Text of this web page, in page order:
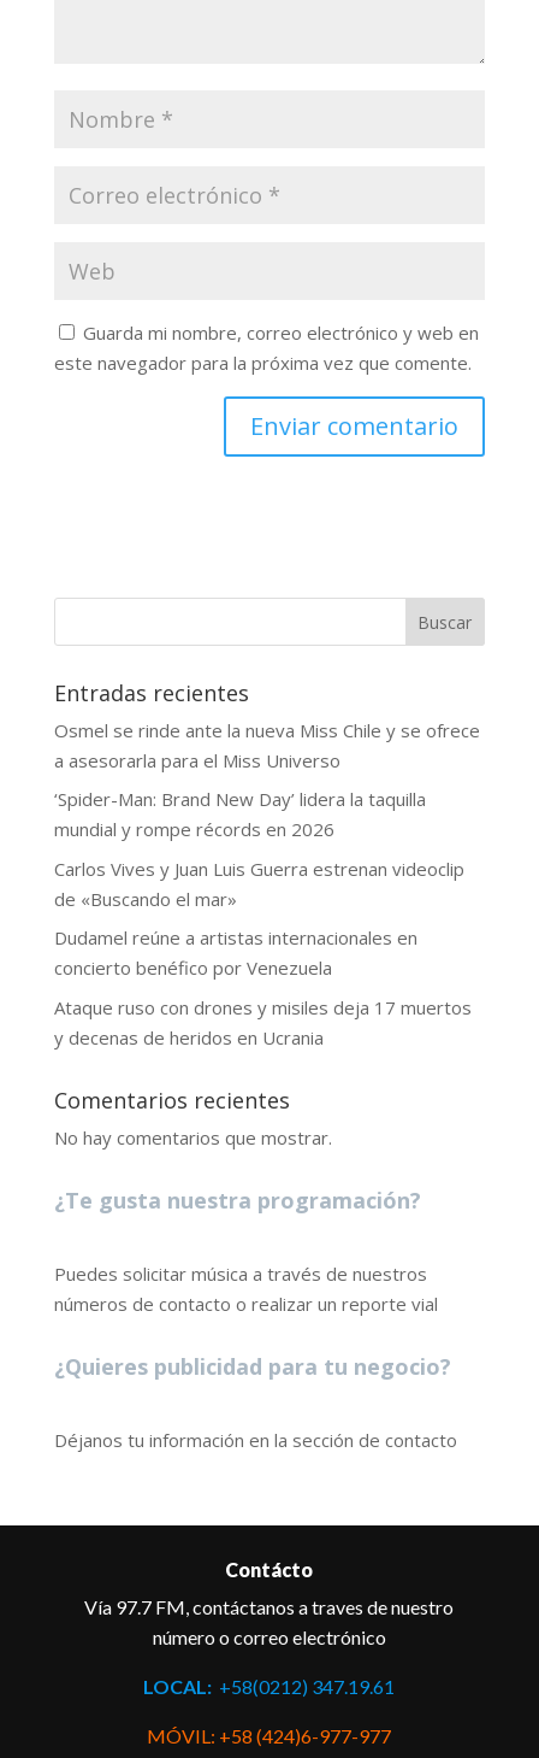
Guarda mi nombre, correo electrónico y web en
este navegador para la próxima vez que comente.
Buscar
Entradas recientes
Osmel se rinde ante la nueva Miss Chile y se ofrece
a asesorarla para el Miss Universo
‘Spider-Man: Brand New Day’ lidera la taquilla
mundial y rompe récords en 2026
Carlos Vives y Juan Luis Guerra estrenan videoclip
de «Buscando el mar»
Dudamel reúne a artistas internacionales en
concierto benéfico por Venezuela
Ataque ruso con drones y misiles deja 17 muertos
y decenas de heridos en Ucrania
Comentarios recientes
No hay comentarios que mostrar.
¿Te gusta nuestra programación?
Puedes solicitar música a través de nuestros
números de contacto o realizar un reporte vial
¿Quieres publicidad para tu negocio?
Déjanos tu información en la sección de contacto
Contácto
Vía 97.7 FM, contáctanos a traves de nuestro
número o correo electrónico
LOCAL: +58(0212) 347.19.61
MÓVIL: +58 (424)6-977-977